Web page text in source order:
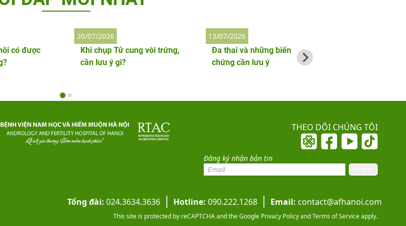
có được
Khi chụp Tử cung vòi trứng,
cần lưu ý gì?
20/07/2026
Đa thai và những biến
chứng cần lưu ý
13/07/2026
THEO DÕI CHÚNG TÔI
Đăng ký nhận bản tin
Tổng đài: 024.3634.3636 Hotline: 090.222.1268 Email: contact@afhanoi.com
This site is protected by reCAPTCHA and the Google Privacy PolicyandTerms of Serviceapply.